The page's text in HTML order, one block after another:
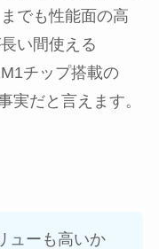
でも性能面の高
い間使える
チップ搭載の
実だと言えます。
ューも高いか